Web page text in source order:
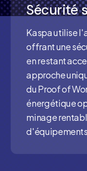
Sécurité
Kaspa utilise
offrant une
en restant
approche
du Proof of
énergétique
minage